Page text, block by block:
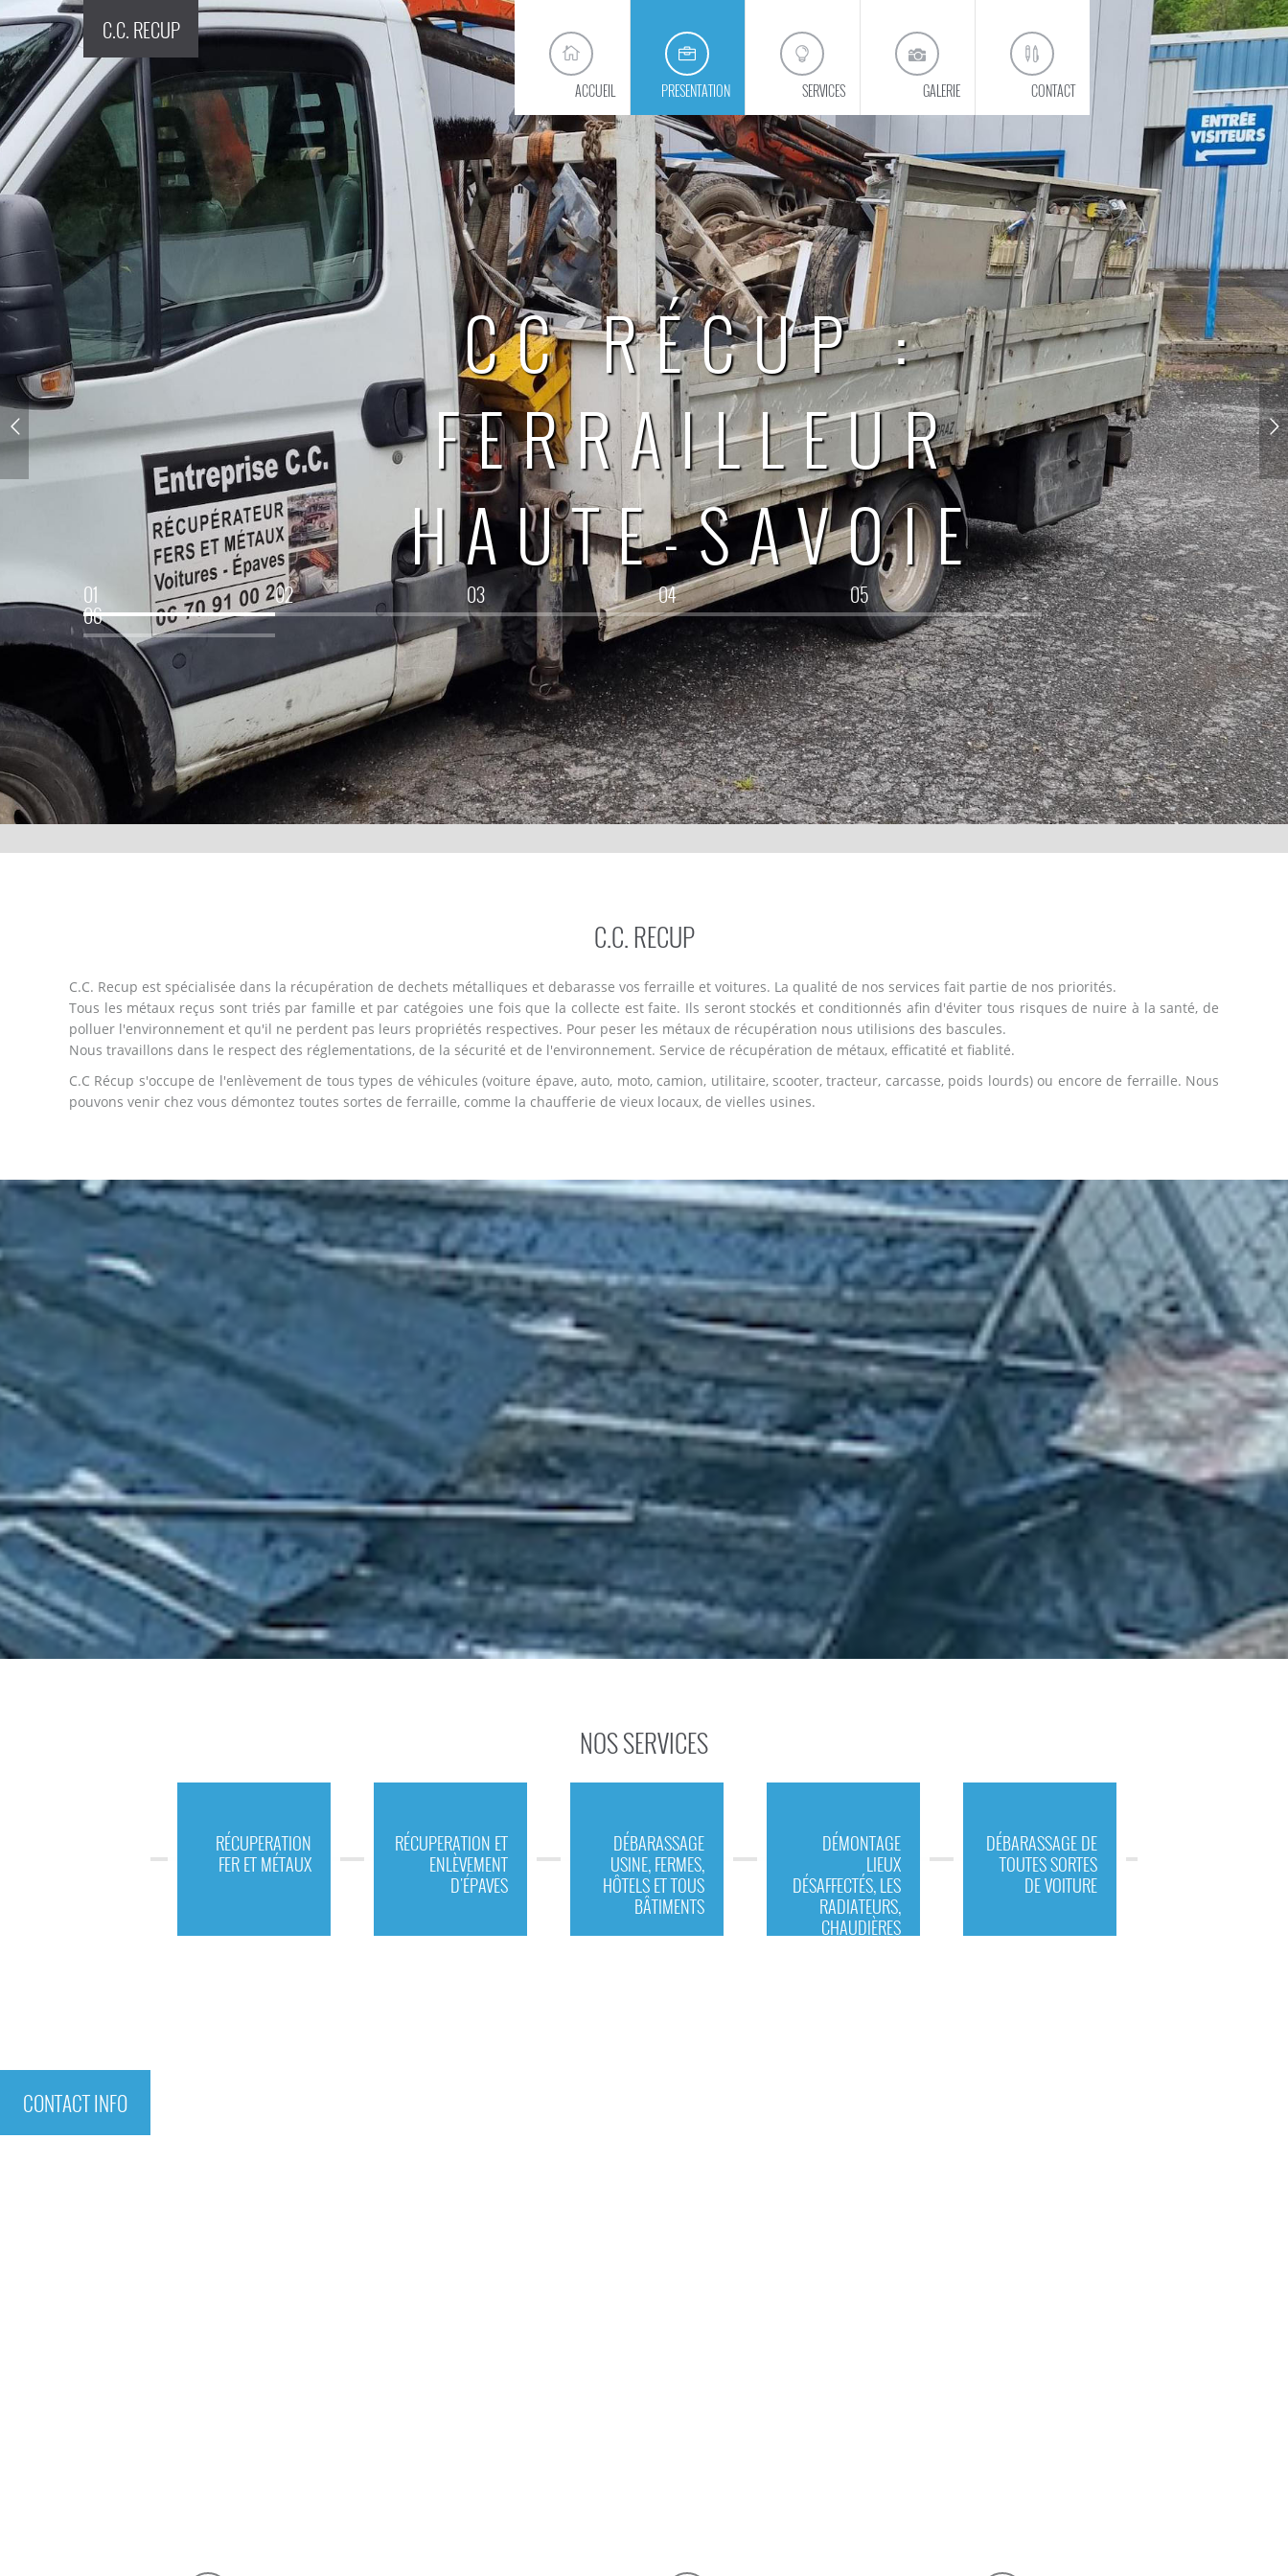
C.C. RECUP
ACCUEIL PRESENTATION SERVICES GALERIE CONTACT
CC RÉCUP :
FERRAILLEUR
HAUTE-SAVOIE
C.C. RECUP
C.C. Recup est spécialisée dans la récupération de dechets métalliques et debarasse vos ferraille et voitures. La qualité de nos services fait partie de nos priorités.
Tous les métaux reçus sont triés par famille et par catégoies une fois que la collecte est faite. Ils seront stockés et conditionnés afin d'éviter tous risques de nuire à la santé, de
polluer l'environnement et qu'il ne perdent pas leurs propriétés respectives. Pour peser les métaux de récupération nous utilisions des bascules.
Nous travaillons dans le respect des réglementations, de la sécurité et de l'environnement. Service de récupération de métaux, efficatité et fiablité.
C.C Récup s'occupe de l'enlèvement de tous types de véhicules (voiture épave, auto, moto, camion, utilitaire, scooter, tracteur, carcasse, poids lourds) ou encore de ferraille. Nous
pouvons venir chez vous démontez toutes sortes de ferraille, comme la chaufferie de vieux locaux, de vielles usines.
NOS SERVICES
RÉCUPERATION
FER ET MÉTAUX
RÉCUPERATION ET
ENLÈVEMENT
D'ÉPAVES
DÉBARASSAGE
USINE, FERMES,
HÔTELS ET TOUS
BÂTIMENTS
DÉMONTAGE
LIEUX
DÉSAFFECTÉS, LES
RADIATEURS,
CHAUDIÈRES
DÉBARASSAGE DE
TOUTES SORTES
DE VOITURE
CONTACT INFO